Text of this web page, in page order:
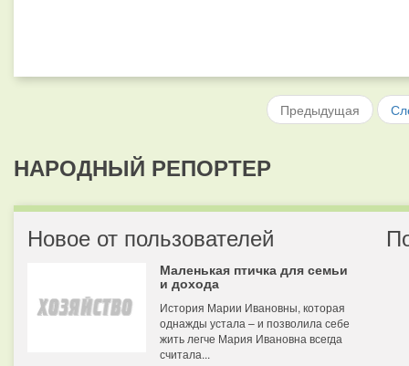
Предыдущая
НАРОДНЫЙ РЕПОРТЕР
Новое от пользователей
Маленькая птичка для семьи
и дохода
История Марии Ивановны, которая
однажды устала – и позволила себе
жить легче Мария Ивановна всегда
считала...